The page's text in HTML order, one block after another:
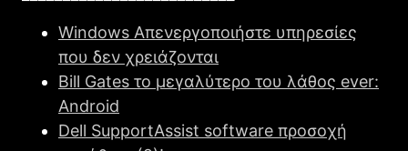
Windows Απενεργοποιήστε υπηρεσίες
που δεν χρειάζονται
Bill Gates το μεγαλύτερο του λάθος ever:
Android
Dell SupportAssist software προσοχή